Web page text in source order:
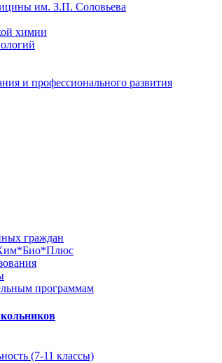
им. З.П. Соловьева
химии
и профессионального развития
граждан
Хим*Био*Плюс
программам
(7-11 классы)